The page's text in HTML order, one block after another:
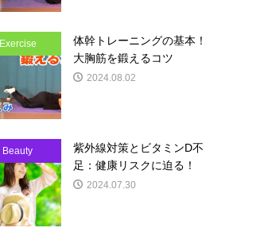
Exercise
体幹トレーニングの基本！
大胸筋を鍛えるコツ
2024.08.02
Beauty
紫外線対策とビタミンD不
足：健康リスクに迫る！
2024.07.30